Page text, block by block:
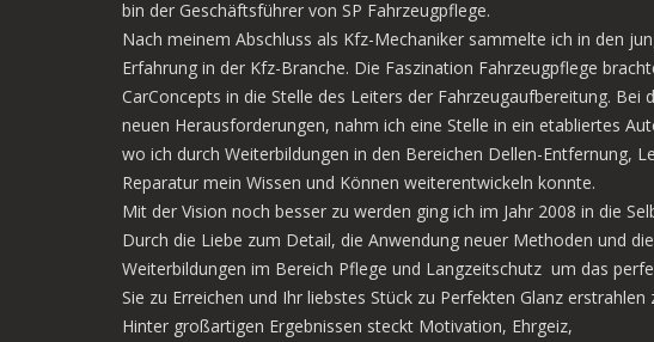
bin der Geschäftsführer von SP Fahrzeugpflege.
Nach meinem Abschluss als Kfz-Mechaniker sammelte ich in den
Erfahrung in der Kfz-Branche. Die Faszination Fahrzeugpflege
CarConcepts in die Stelle des Leiters der Fahrzeugaufbereitung. Bei
neuen Herausforderungen, nahm ich eine Stelle in ein etabliertes
wo ich durch Weiterbildungen in den Bereichen Dellen-Entfernung,
Reparatur mein Wissen und Können weiterentwickeln konnte.
Mit der Vision noch besser zu werden ging ich im Jahr 2008 in die
Durch die Liebe zum Detail, die Anwendung neuer Methoden und die
Weiterbildungen im Bereich Pflege und Langzeitschutz um das
Sie zu Erreichen und Ihr liebstes Stück zu Perfekten Glanz erstrahlen
Hinter großartigen Ergebnissen steckt Motivation, Ehrgeiz,